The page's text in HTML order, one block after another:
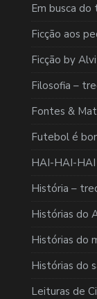
Em busca
Ficção aos
Ficção by
Filosofia –
Fontes &
Futebol é
HAI-HAI-HAI
História –
Histórias do
Histórias do
Histórias do
Leituras de